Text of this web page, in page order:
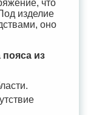
что
изделие
оно
из